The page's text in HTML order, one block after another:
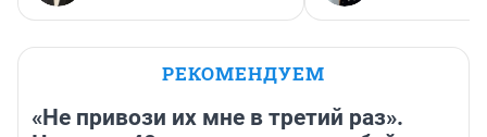
РЕКОМЕНДУЕМ
«Не привози их мне в третий раз».